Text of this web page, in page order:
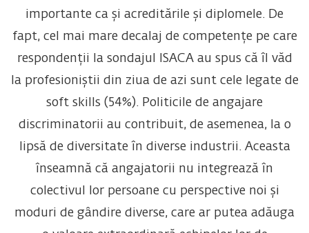
importante ca și acreditările și diplomele. De
fapt, cel mai mare decalaj de competențe pe care
respondenții la sondajul ISACA au spus că îl văd
la profesioniștii din ziua de azi sunt cele legate de
soft skills (54%). Politicile de angajare
discriminatorii au contribuit, de asemenea, la o
lipsă de diversitate în diverse industrii. Aceasta
înseamnă că angajatorii nu integrează în
colectivul lor persoane cu perspective noi și
moduri de gândire diverse, care ar putea adăuga